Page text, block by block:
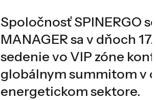
Spoločnosť SPINERGO
MANAGER sa v dňoch
sedenie vo VIP zóne
globálnym summitom v
energetickom sektore.